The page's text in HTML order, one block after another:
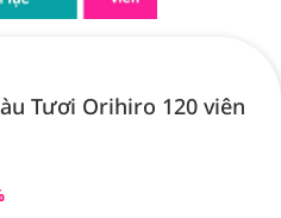
Tươi Orihiro 120 viên